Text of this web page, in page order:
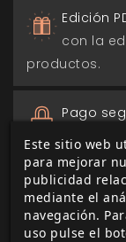
Edición
con la
productos.
Pago
a través
crédito.
Entrega
para
Este sitio web
para mejorar
publicidad
mediante el
navegación.
uso pulse el